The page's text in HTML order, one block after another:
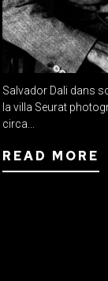
Salvador Dali dans
la villa Seurat
circa...
READ MORE